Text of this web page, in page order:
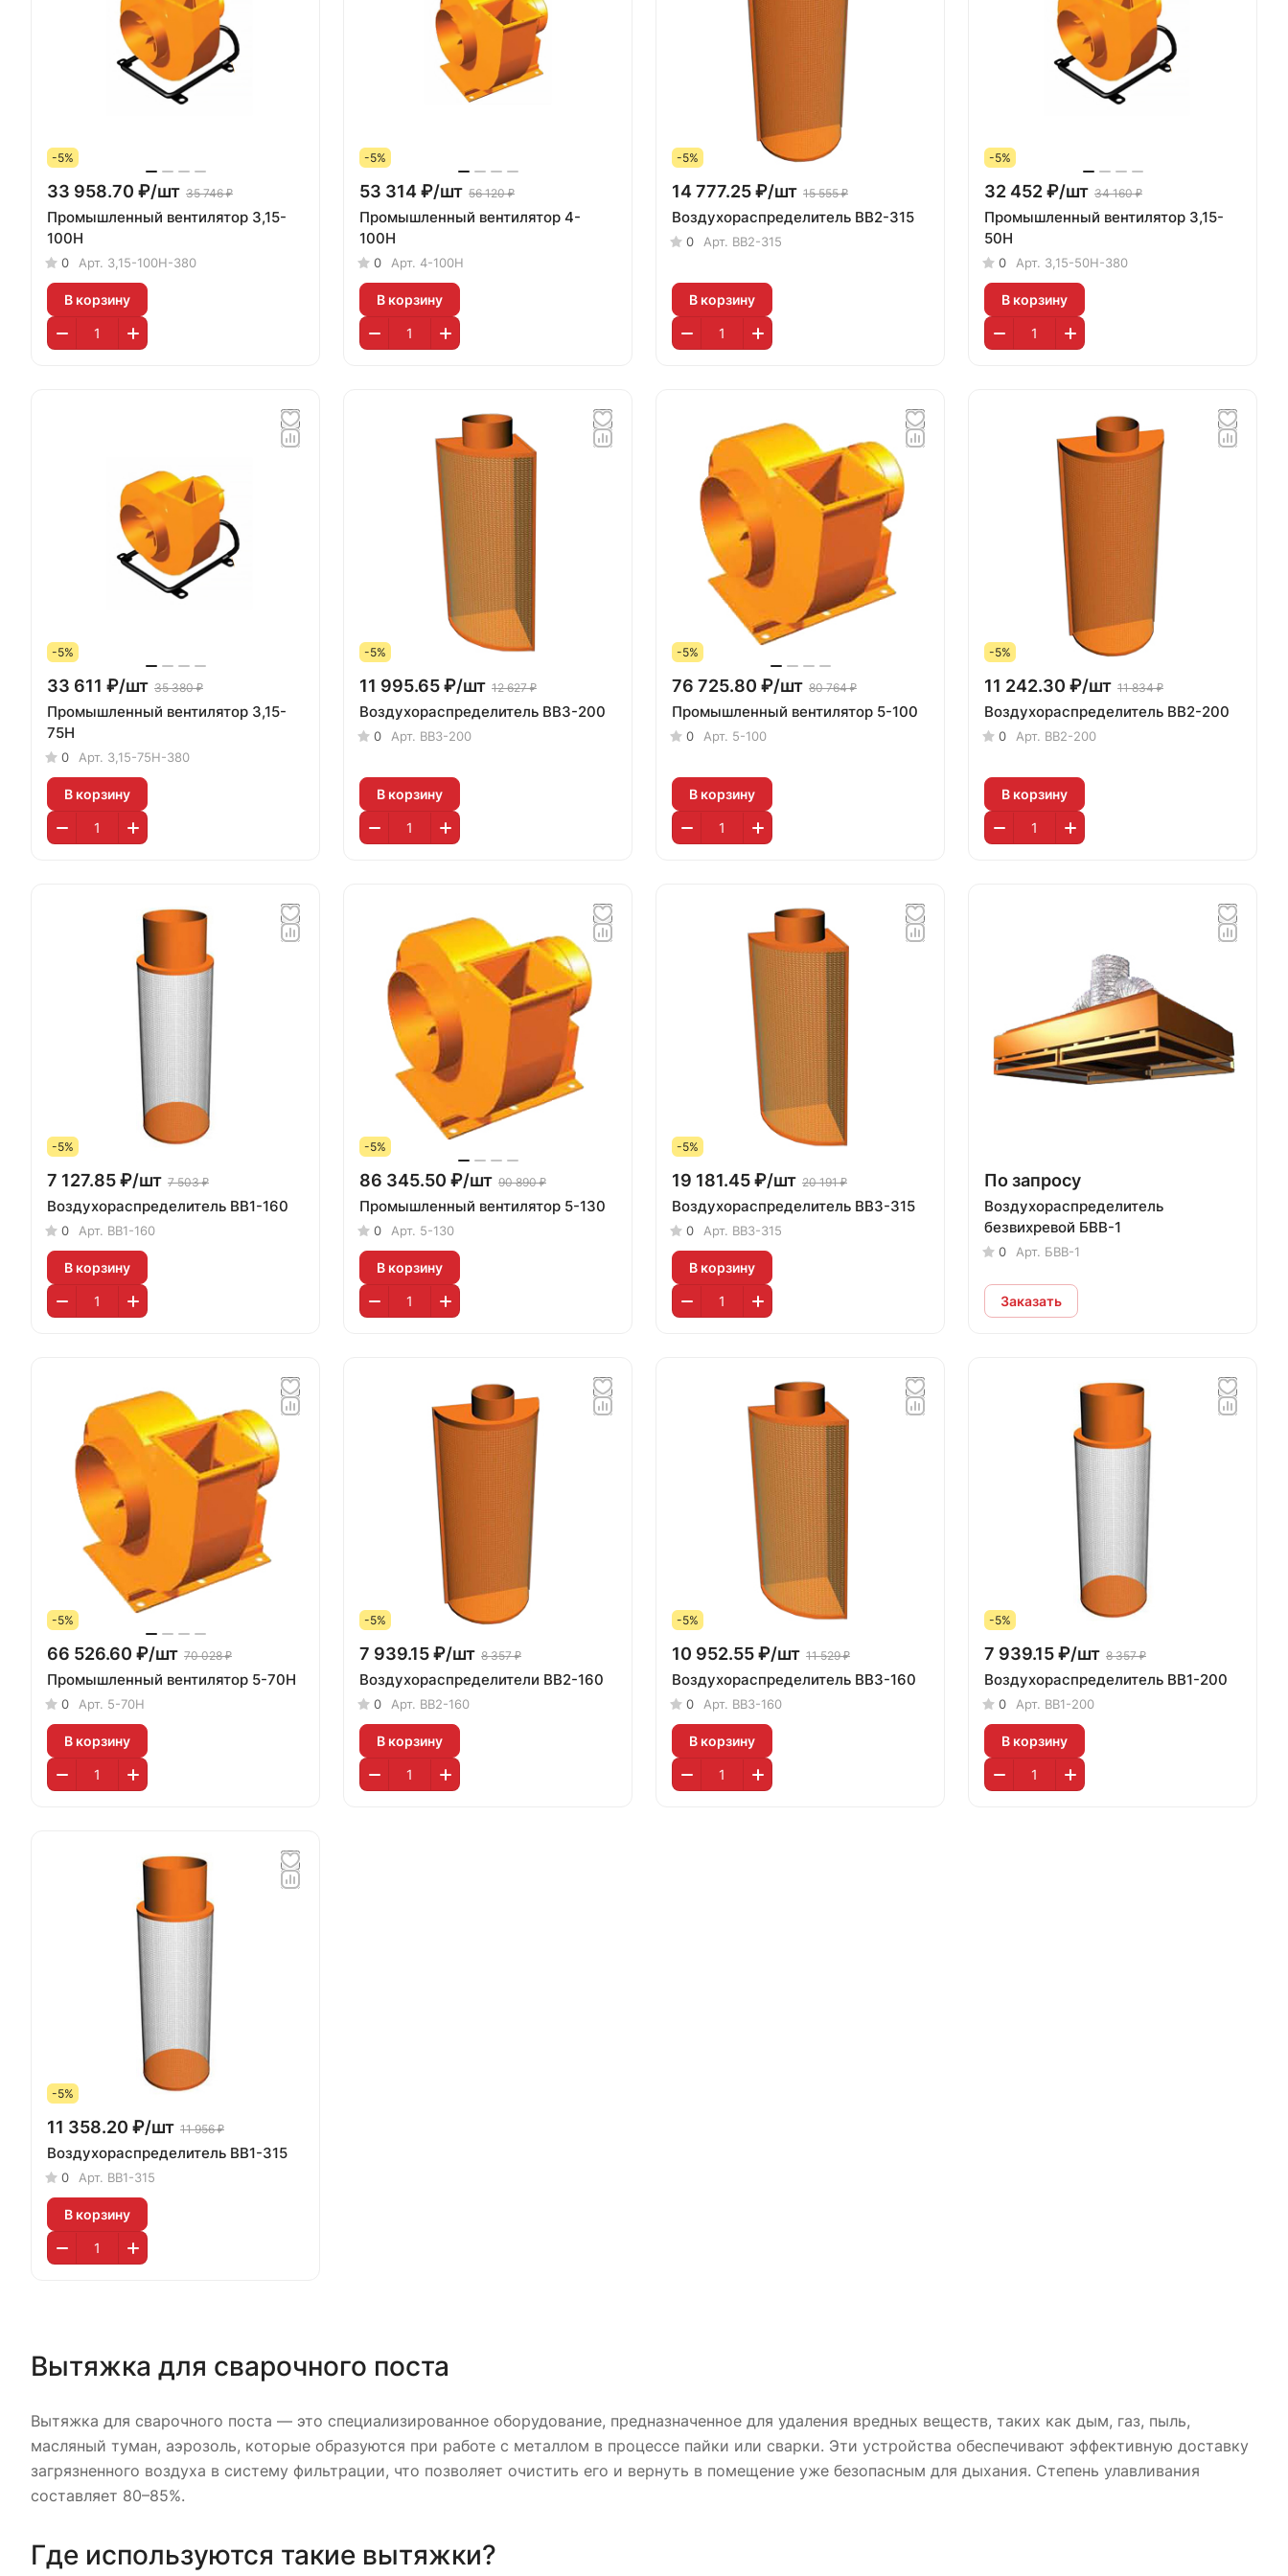
-5%
33 958.70 ₽/шт 35 746 ₽
Промышленный вентилятор 3,15-
100Н
0 Арт. 3,15-100Н-380
В корзину
-5%
53 314 ₽/шт 56 120 ₽
Промышленный вентилятор 4-
100Н
0 Арт. 4-100Н
В корзину
-5%
14 777.25 ₽/шт 15 555 ₽
Воздухораспределитель ВВ2-315
0 Арт. ВВ2-315
В корзину
-5%
32 452 ₽/шт 34 160 ₽
Промышленный вентилятор 3,15-
50Н
0 Арт. 3,15-50Н-380
В корзину
-5%
33 611 ₽/шт 35 380 ₽
Промышленный вентилятор 3,15-
75Н
0 Арт. 3,15-75Н-380
В корзину
-5%
11 995.65 ₽/шт 12 627 ₽
Воздухораспределитель ВВ3-200
0 Арт. ВВ3-200
В корзину
-5%
76 725.80 ₽/шт 80 764 ₽
Промышленный вентилятор 5-100
0 Арт. 5-100
В корзину
-5%
11 242.30 ₽/шт 11 834 ₽
Воздухораспределитель ВВ2-200
0 Арт. ВВ2-200
В корзину
-5%
7 127.85 ₽/шт 7 503 ₽
Воздухораспределитель ВВ1-160
0 Арт. ВВ1-160
В корзину
-5%
86 345.50 ₽/шт 90 890 ₽
Промышленный вентилятор 5-130
0 Арт. 5-130
В корзину
-5%
19 181.45 ₽/шт 20 191 ₽
Воздухораспределитель ВВ3-315
0 Арт. ВВ3-315
В корзину
По запросу
Воздухораспределитель
безвихревой БВВ-1
0 Арт. БВВ-1
Заказать
-5%
66 526.60 ₽/шт 70 028 ₽
Промышленный вентилятор 5-70Н
0 Арт. 5-70Н
В корзину
-5%
7 939.15 ₽/шт 8 357 ₽
Воздухораспределители ВВ2-160
0 Арт. ВВ2-160
В корзину
-5%
10 952.55 ₽/шт 11 529 ₽
Воздухораспределитель ВВ3-160
0 Арт. ВВ3-160
В корзину
-5%
7 939.15 ₽/шт 8 357 ₽
Воздухораспределитель ВВ1-200
0 Арт. ВВ1-200
В корзину
-5%
11 358.20 ₽/шт 11 956 ₽
Воздухораспределитель ВВ1-315
0 Арт. ВВ1-315
В корзину
Вытяжка для сварочного поста
Вытяжка для сварочного поста — это специализированное оборудование, предназначенное для удаления вредных веществ, таких как дым, газ, пыль,
масляный туман, аэрозоль, которые образуются при работе с металлом в процессе пайки или сварки. Эти устройства обеспечивают эффективную доставку
загрязненного воздуха в систему фильтрации, что позволяет очистить его и вернуть в помещение уже безопасным для дыхания. Степень улавливания
составляет 80–85%.
Где используются такие вытяжки?